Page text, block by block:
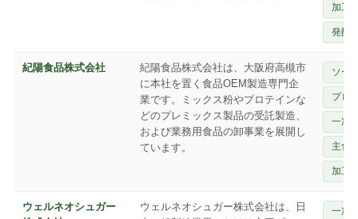
加工
発酵
紀陽食品株式会社
紀陽食品株式会社は、大阪府高槻市
に本社を置く食品OEM製造専門企
業です。ミックス粉やプロテインな
どのプレミックス製品の受託製造、
および業務用食品の卸事業を展開し
ています。
ソー
プロ
一次
主食
加工
ウェルネオシュガー
ウェルネオシュガー株式会社は、日
一次